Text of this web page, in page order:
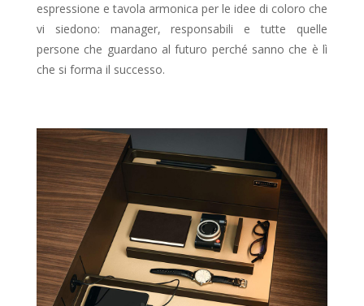
espressione e tavola armonica per le idee di coloro che
vi siedono: manager, responsabili e tutte quelle
persone che guardano al futuro perché sanno che è lì
che si forma il successo.